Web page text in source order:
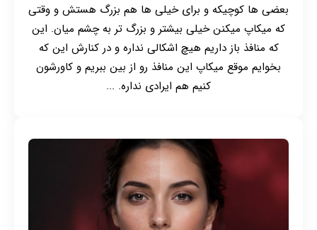
بعضی ها کوچیکه و برای خیلی ها هم بزرگ هستش و وقتی
که میکاپ میکنن خیلی بیشتر و بزرگ تر به چشم میان. این
که منافذ باز داریم هیچ اشکالی نداره و در کنارش این که
بخوایم موقع میکاپ این منافذ رو از بین ببریم و کاورشون
کنیم هم ایرادی نداره. ...